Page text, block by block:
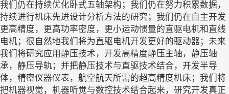
我们仍在持续优化卧式五轴架构；我们仍在努力积累数据，
持续进行机床先进设计分析方法的研究；我们仍在自主开发
更高精度，更高功率密度，更小运动惯量的直驱电机和直线
电机；很自然地我们将为直驱电机开发更好的驱动器；未来
我们将研究应用静压技术，开发高精度静压主轴，静压轴
承，静压导轨；并把静压技术与直驱技术结合，开发半导
体，精密仪器仪表，航空航天所需的超高精度机床；我们将
把机器视觉，机器听觉与数控技术结合起来，研究开发真正